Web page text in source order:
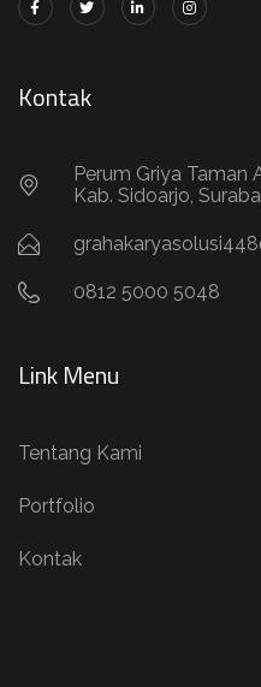
Kontak
Perum Griya Taman
Kab. Sidoarjo,
0812 5000 5048
Link Menu
Tentang Kami
Portfolio
Kontak